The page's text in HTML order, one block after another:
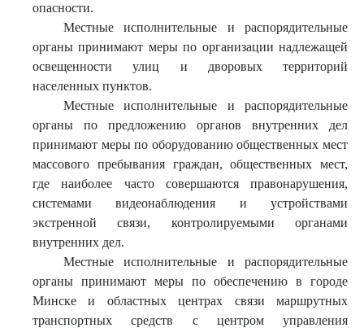
опасности.
Местные исполнительные и распорядительные
органы принимают меры по организации надлежащей
освещенности улиц и дворовых территорий
населенных пунктов.
Местные исполнительные и распорядительные
органы по предложению органов внутренних дел
принимают меры по оборудованию общественных мест
массового пребывания граждан, общественных мест,
где наиболее часто совершаются правонарушения,
системами видеонаблюдения и устройствами
экстренной связи, контролируемыми органами
внутренних дел.
Местные исполнительные и распорядительные
органы принимают меры по обеспечению в городе
Минске и областных центрах связи маршрутных
транспортных средств с центром управления